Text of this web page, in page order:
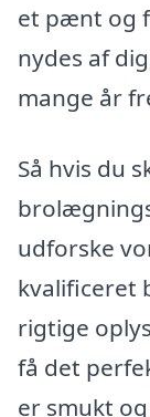
et pænt og
nydes af
mange år
Så hvis du
udforske
kvalificeret
rigtige
få det
er smukt